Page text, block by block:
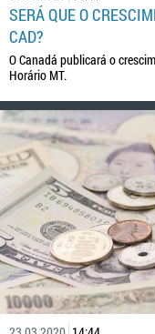
SERÁ QUE O
CAD?
O Canadá publicará o
Horário MT.